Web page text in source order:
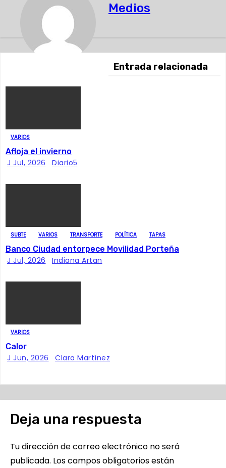
a
n
d
a
a
s
Medios
Entrada relacionada
VARIOS
Afloja el invierno
J Jul, 2026 Diario5
SUBTE VARIOS TRANSPORTE POLÍTICA TAPAS
Banco Ciudad entorpece Movilidad Porteña
J Jul, 2026 Indiana Artan
VARIOS
Calor
J Jun, 2026 Clara Martínez
Deja una respuesta
Tu dirección de correo electrónico no será
publicada. Los campos obligatorios están